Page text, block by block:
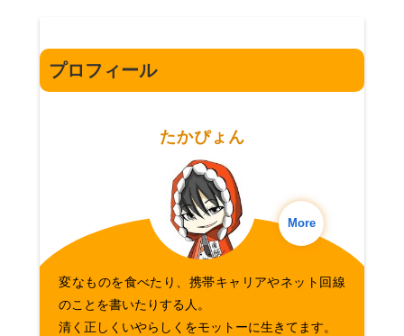
プロフィール
たかぴょん
変なものを食べたり、携帯キャリアやネット回線
のことを書いたりする人。
清く正しくいやらしくをモットーに生きてます。
More